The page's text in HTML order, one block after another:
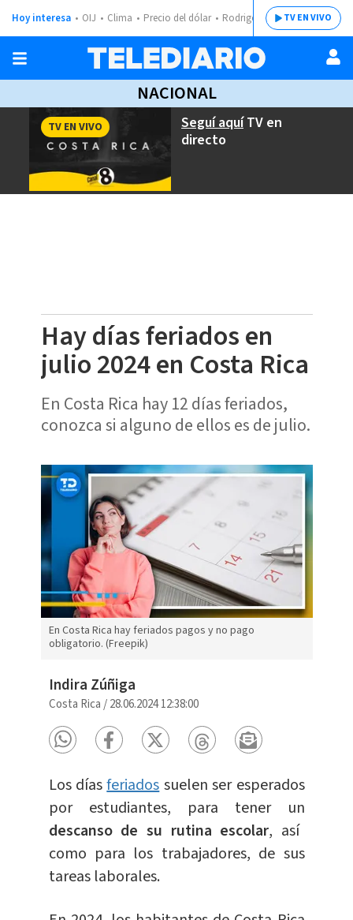
Hoy interesa OIJ Clima Precio del dólar Rodrigo ChavesTV EN VIVO
NACIONAL
Seguí aquíTV en
directo
TV EN VIVO
Hay días feriados en
julio 2024 en Costa Rica
En Costa Rica hay 12 días feriados,
conozca si alguno de ellos es de julio.
En Costa Rica hay feriados pagos y no pago
obligatorio. (Freepik)
Indira Zúñiga
Costa Rica /28.06.2024 12:38:00
Los díasferiadossuelen ser esperados
por estudiantes, para tener un
descanso de su rutina escolar, así
como para los trabajadores, de sus
tareas laborales.